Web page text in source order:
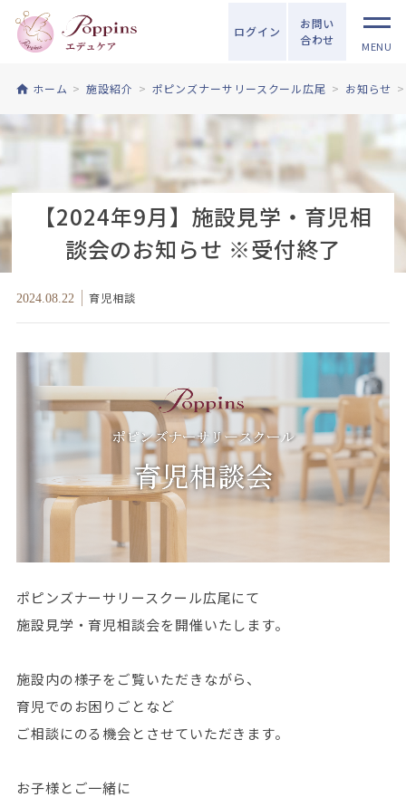
ログイン
お問い
合わせ
MENU
ホーム 施設紹介 ポピンズナーサリースクール広尾 お知らせ
【2024年9月】施設見学・育児相
談会のお知らせ ※受付終了
2024.08.22 育児相談
ポピンズナーサリースクール広尾にて
施設見学・育児相談会を開催いたします。
施設内の様子をご覧いただきながら、
育児でのお困りごとなど
ご相談にのる機会とさせていただきます。
お子様とご一緒に